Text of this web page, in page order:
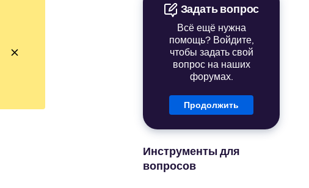
Задать вопрос
Всё ещё нужна
помощь? Войдите,
чтобы задать свой
вопрос на наших
форумах.
Продолжить
Инструменты для
вопросов